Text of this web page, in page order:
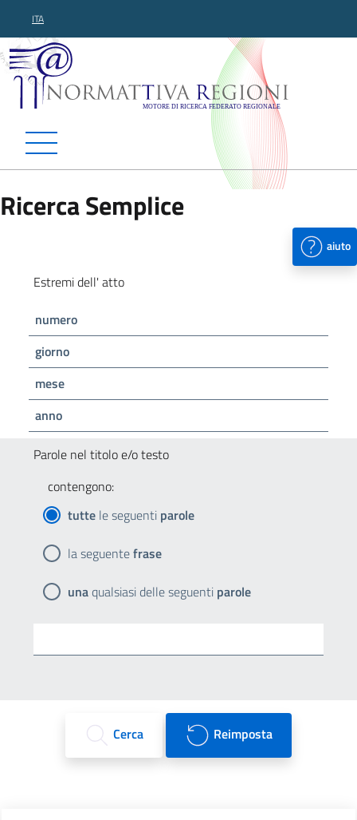
ITA
Normattiva Regioni -
Ricerca Semplice
aiuto
Estremi dell' atto
numero
giorno
mese
anno
Parole nel titolo e/o testo
contengono:
tutte le seguenti parole
la seguentefrase
unaqualsiasi delle seguenti parole
Cerca Reimposta